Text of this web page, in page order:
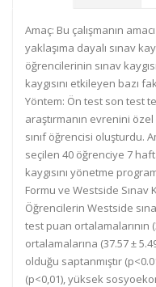
Amaç: Bu çalışmanın
yaklaşıma dayalı sınav
öğrencilerinin sınav
kaygısını etkileyen bazı
Yöntem: Ön test son test
araştırmanın evrenini
sınıf öğrencisi oluşturdu.
seçilen 40 öğrenciye 7
kaygısını yönetme
Formu ve Westside Sınav
Öğrencilerin Westside
test puan ortalamalarının
ortalamalarına (37.57 ±
olduğu saptanmıştır
(p<0,01), yüksek